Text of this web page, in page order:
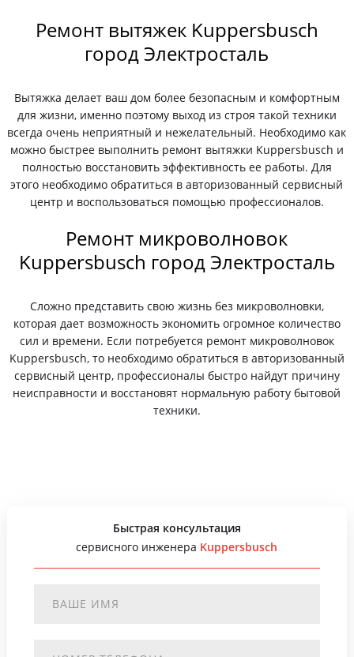
Ремонт вытяжек Kuppersbusch
город Электросталь
Вытяжка делает ваш дом более безопасным и комфортным
для жизни, именно поэтому выход из строя такой техники
всегда очень неприятный и нежелательный. Необходимо как
можно быстрее выполнить ремонт вытяжки Kuppersbusch и
полностью восстановить эффективность ее работы. Для
этого необходимо обратиться в авторизованный сервисный
центр и воспользоваться помощью профессионалов.
Ремонт микроволновок
Kuppersbusch город Электросталь
Сложно представить свою жизнь без микроволновки,
которая дает возможность экономить огромное количество
сил и времени. Если потребуется ремонт микроволновок
Kuppersbusch, то необходимо обратиться в авторизованный
сервисный центр, профессионалы быстро найдут причину
неисправности и восстановят нормальную работу бытовой
техники.
Быстрая консультация
сервисного инженера Kuppersbusch